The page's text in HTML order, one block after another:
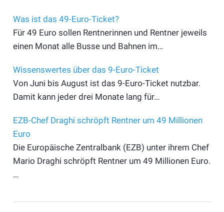
Was ist das 49-Euro-Ticket?
Für 49 Euro sollen Rentnerinnen und Rentner jeweils
einen Monat alle Busse und Bahnen im…
Wissenswertes über das 9-Euro-Ticket
Von Juni bis August ist das 9-Euro-Ticket nutzbar.
Damit kann jeder drei Monate lang für…
EZB-Chef Draghi schröpft Rentner um 49 Millionen
Euro
Die Europäische Zentralbank (EZB) unter ihrem Chef
Mario Draghi schröpft Rentner um 49 Millionen Euro.
…